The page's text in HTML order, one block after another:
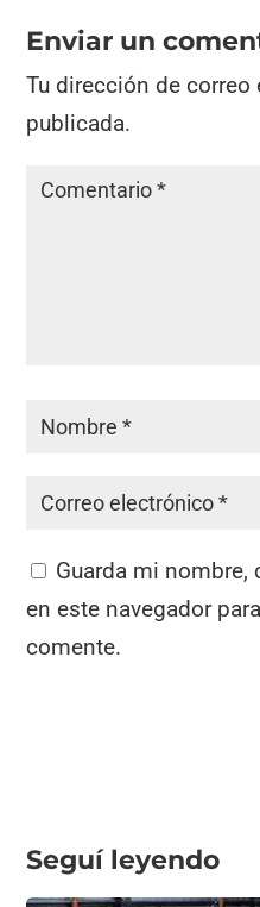
Enviar un
Tu dirección de
publicada.
Guarda mi nombre,
en este navegador
comente.
Seguí leyendo